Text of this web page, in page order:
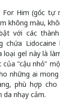
For Him (gốc tự
không màu,
với các
chứa Lidocaine
loại gel này là
của "cậu nhỏ"
những ai
phù hợp
da nhạy cảm.